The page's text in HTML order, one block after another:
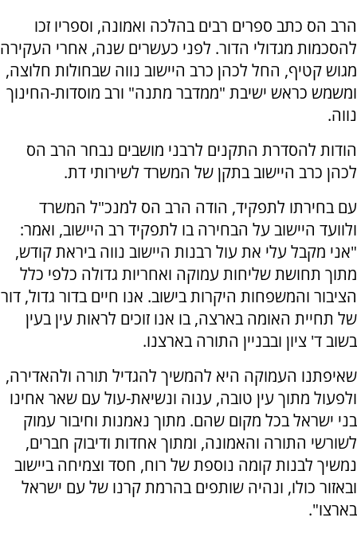
הרב הס כתב ספרים רבים בהלכה ואמונה, וספריו זכו
להסכמות מגדולי הדור. לפני כעשרים שנה, אחרי העקירה
מגוש קטיף, החל לכהן כרב היישוב נווה שבחולות חלוצה,
ומשמש כראש ישיבת "ממדבר מתנה" ורב מוסדות-החינוך
נווה.
הודות להסדרת התקנים לרבני מושבים נבחר הרב הס
לכהן כרב היישוב בתקן של המשרד לשירותי דת.
עם בחירתו לתפקיד, הודה הרב הס למנכ"ל המשרד
ולוועד היישוב על הבחירה בו לתפקיד רב היישוב, ואמר:
"אני מקבל עלי את עול רבנות היישוב נווה ביראת קודש,
מתוך תחושת שליחות עמוקה ואחריות גדולה כלפי כלל
הציבור והמשפחות היקרות בישוב. אנו חיים בדור גדול, דור
של תחיית האומה בארצה, בו אנו זוכים לראות עין בעין
בשוב ד' ציון ובבניין התורה בארצנו.
שאיפתנו העמוקה היא להמשיך להגדיל תורה ולהאדירה,
ולפעול מתוך עין טובה, ענוה ונשיאת-עול עם שאר אחינו
בני ישראל בכל מקום שהם. מתוך נאמנות וחיבור עמוק
לשורשי התורה והאמונה, ומתוך אחדות ודיבוק חברים,
נמשיך לבנות קומה נוספת של רוח, חסד וצמיחה ביישוב
ובאזור כולו, ונהיה שותפים בהרמת קרנו של עם ישראל
בארצו".